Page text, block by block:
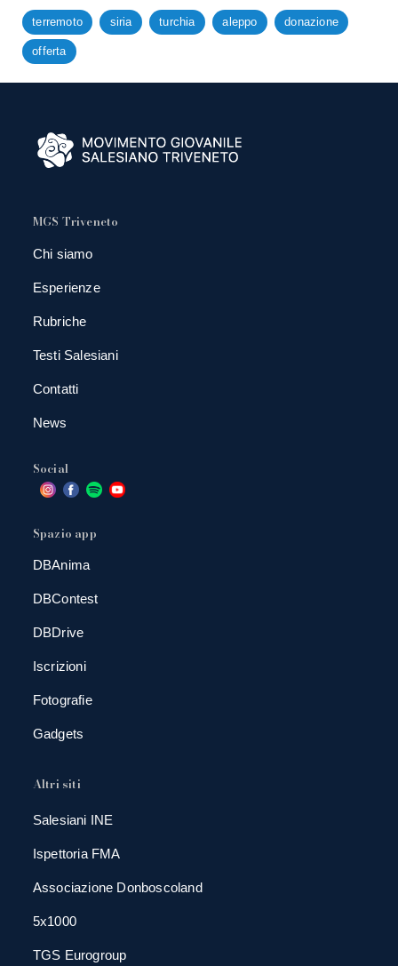
terremoto siria turchia aleppo donazione
offerta
MGS Triveneto
Chi siamo
Esperienze
Rubriche
Testi Salesiani
Contatti
News
Social
Spazio app
DBAnima
DBContest
DBDrive
Iscrizioni
Fotografie
Gadgets
Altri siti
Salesiani INE
Ispettoria FMA
Associazione Donboscoland
5x1000
TGS Eurogroup